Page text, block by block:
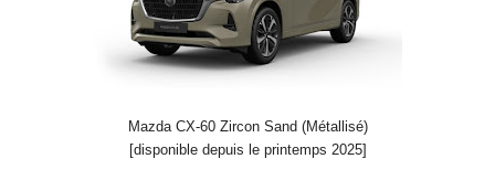
Mazda CX-60 Zircon Sand (Métallisé)
[disponible depuis le printemps 2025]